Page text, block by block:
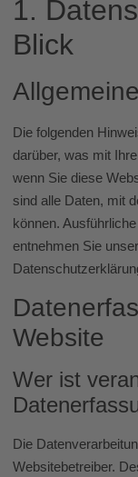
1.
Blick
Die folgenden
darüber, was mit
wenn Sie diese
sind alle Daten, mit
können.
entnehmen Sie
Website
Wer ist
Die
Websitebetreiber.